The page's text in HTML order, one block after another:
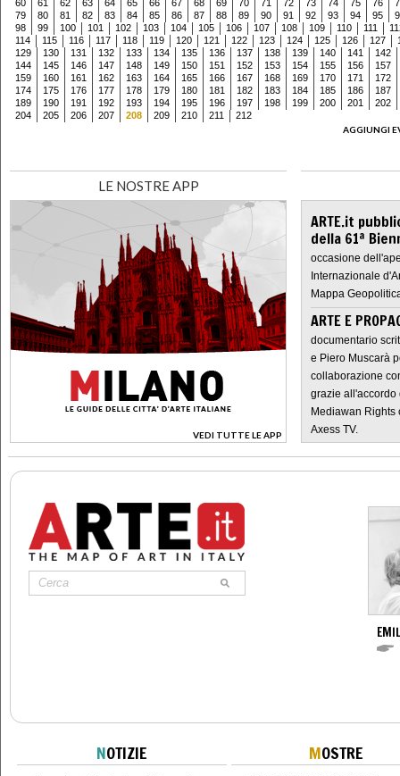
60 61 62 63 64 65 66 67 68 69 70 71 72 73 74 75 76
79
80 81 82 83 84 85 86 87 88 89 90 91 92 93 94 95
98
99 100 101 102 103 104 105 106 107 108 109 110 111
114
115 116 117 118 119 120 121 122 123 124 125 126 127
129
130 131 132 133 134 135 136 137 138 139 140 141
142
144
145 146 147 148 149 150 151 152 153 154 155 156
157
159
160 161 162 163 164 165 166 167 168 169 170 171
172
174
175 176 177 178 179 180 181 182 183 184 185 186
187
189
190 191 192 193 194 195 196 197 198 199 200 201
202
204
205 206 207 208 209 210 211
212
AGGIUNGI
LE NOSTRE APP
VEDI TUTTE LE APP
>
ARTE.it
della 61ª
occasione
Internazionale
Mappa
ARTE E
documentario
e Piero Muscarà
collaborazione
grazie all'accordo
Mediawan Rights
Axess TV.
NOTIZIE MOSTRE